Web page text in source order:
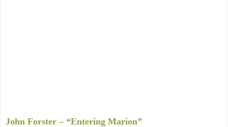
John Forster – “Entering Marion”